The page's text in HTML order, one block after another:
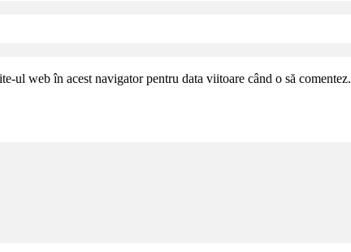
ul web în acest navigator pentru data viitoare când o să comentez.